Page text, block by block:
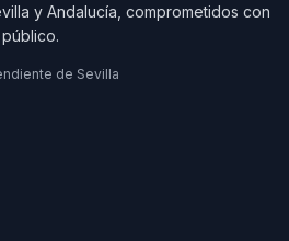
y Andalucía, comprometidos con
de Sevilla